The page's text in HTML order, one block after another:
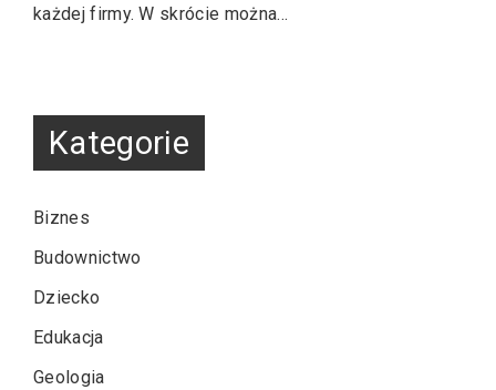
każdej firmy. W skrócie można…
Kategorie
Biznes
Budownictwo
Dziecko
Edukacja
Geologia